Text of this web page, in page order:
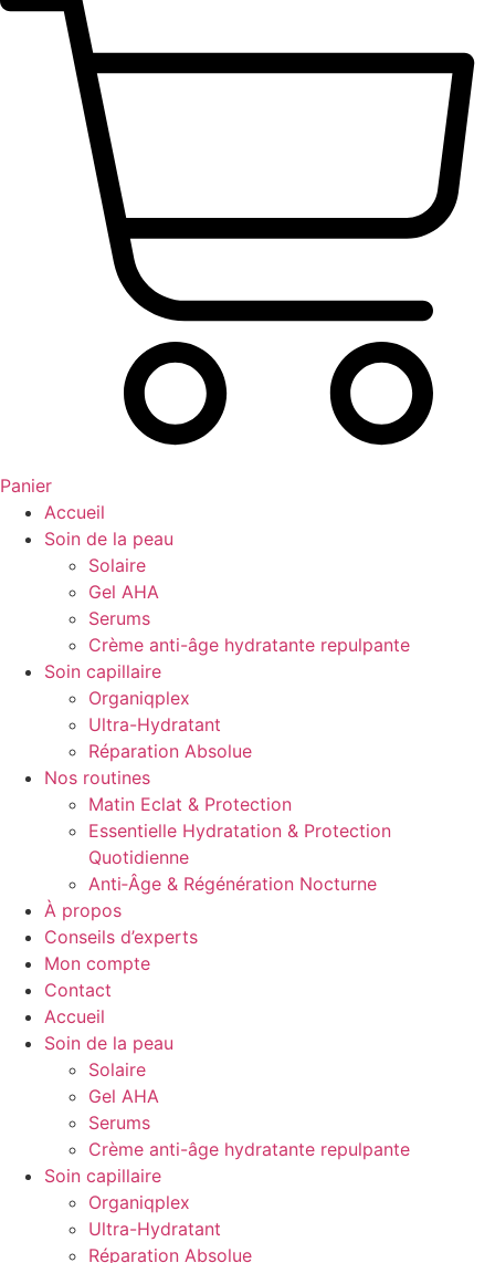
Panier
Accueil
Soin de la peau
Solaire
Gel AHA
Serums
Crème anti-âge hydratante repulpante
Soin capillaire
Organiqplex
Ultra-Hydratant
Réparation Absolue
Nos routines
Matin Eclat & Protection
Essentielle Hydratation & Protection
Quotidienne
Anti‑Âge & Régénération Nocturne
À propos
Conseils d’experts
Mon compte
Contact
Accueil
Soin de la peau
Solaire
Gel AHA
Serums
Crème anti-âge hydratante repulpante
Soin capillaire
Organiqplex
Ultra-Hydratant
Réparation Absolue